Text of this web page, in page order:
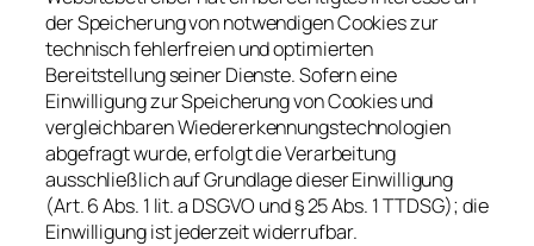
der Speicherung von notwendigen Cookies zur
technisch fehlerfreien und optimierten
Bereitstellung seiner Dienste. Sofern eine
Einwilligung zur Speicherung von Cookies und
vergleichbaren Wiedererkennungstechnologien
abgefragt wurde, erfolgt die Verarbeitung
ausschließlich auf Grundlage dieser Einwilligung
(Art. 6 Abs. 1 lit. a DSGVO und § 25 Abs. 1 TTDSG); die
Einwilligung ist jederzeit widerrufbar.